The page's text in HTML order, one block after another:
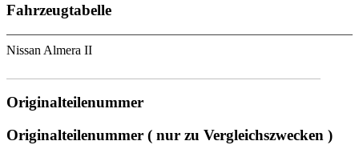
Fahrzeugtabelle
Nissan Almera II
Originalteilenummer
Originalteilenummer ( nur zu Vergleichszwecken )